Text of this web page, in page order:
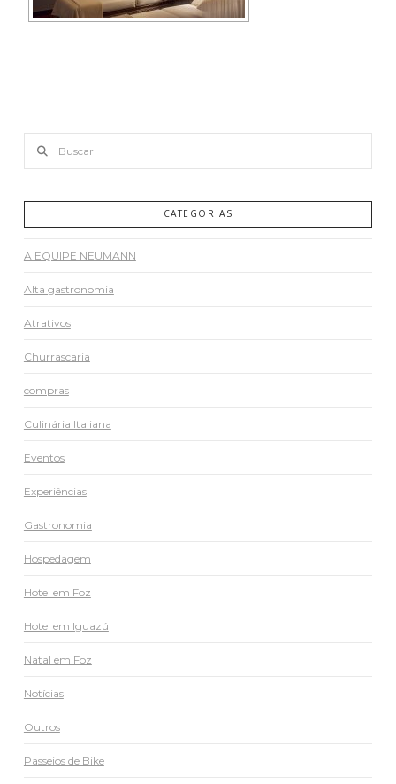
CATEGORIAS
A EQUIPE NEUMANN
Alta gastronomia
Atrativos
Churrascaria
compras
Culinária Italiana
Eventos
Experiências
Gastronomia
Hospedagem
Hotel em Foz
Hotel em Iguazú
Natal em Foz
Notícias
Outros
Passeios de Bike